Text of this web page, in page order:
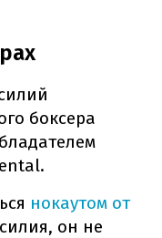
боксера
нокаутом от
он не